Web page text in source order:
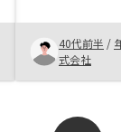
40代前半 /
式会社